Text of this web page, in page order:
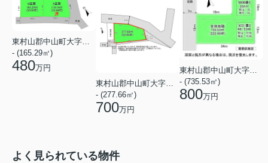
- (165.29㎡)
480万円
東村山郡中山町大字長崎
- (277.66㎡)
700万円
東村山郡中山町大字長崎
- (735.53㎡)
800万円
よく見られている物件